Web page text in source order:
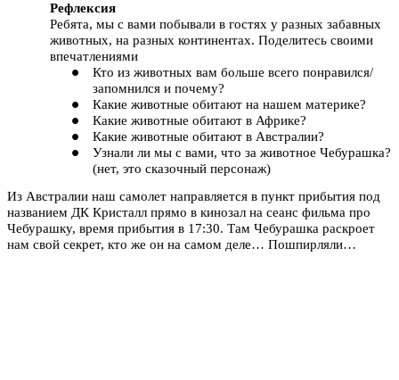
Рефлексия
Ребята, мы с вами побывали в гостях у разных забавных
животных, на разных континентах. Поделитесь своими
впечатлениями
Кто из животных вам больше всего понравился/
запомнился и почему?
Какие животные обитают на нашем материке?
Какие животные обитают в Африке?
Какие животные обитают в Австралии?
Узнали ли мы с вами, что за животное Чебурашка?
(нет, это сказочный персонаж)
Из Австралии наш самолет направляется в пункт прибытия под
названием ДК Кристалл прямо в кинозал на сеанс фильма про
Чебурашку, время прибытия в 17:30. Там Чебурашка раскроет
нам свой секрет, кто же он на самом деле… Пошпирляли…